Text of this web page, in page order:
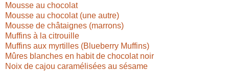
Mousse au chocolat
Mousse au chocolat (une autre)
Mousse de châtaignes (marrons)
Muffins à la citrouille
Muffins aux myrtilles (Blueberry Muffins)
Mûres blanches en habit de chocolat noir
Noix de cajou caramélisées au sésame